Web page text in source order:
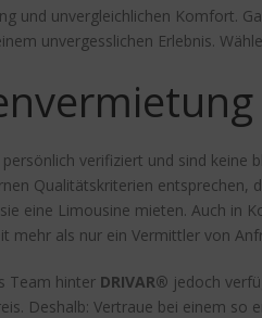
und unvergleichlichen Komfort.
unvergesslichen Erlebnis.
verifiziert und sind
Qualitätskriterien
eine Limousine mieten. Auch in
mehr als nur ein Vermittler von
Team hinter DRIVAR® jedoch
Deshalb: Vertraue bei einem